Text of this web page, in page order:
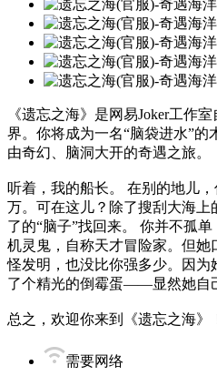
《遗忘之海》是网易Joker工作
界。你将成为一名“脑袋进水”的
由奇幻、脑洞大开的奇遇之旅。
听着，我的船长。 在别的地儿
万。可在这儿？除了搜刮大海
了的“脑子”找回来。 你并不孤
机灵鬼，自称天才冒险家。但
怪发明，也没比你强多少。因
了个精光的倒霉蛋——显然她自
总之，欢迎你来到《遗忘之海》
需要网络